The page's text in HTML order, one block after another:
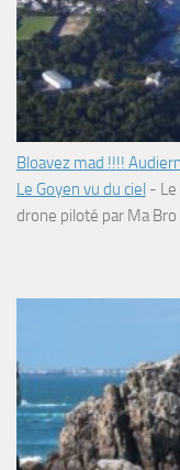
Bloavez mad !!!!
Le Goyen vu du ciel -
drone piloté par Ma Bro